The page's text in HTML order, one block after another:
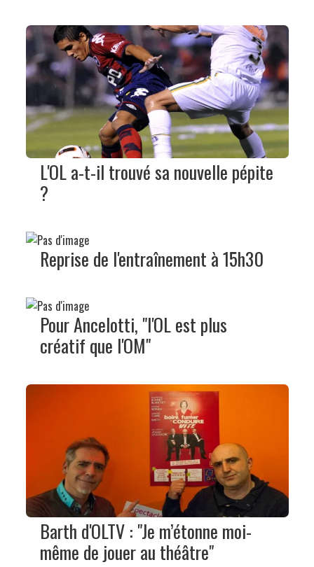
L'OL a-t-il trouvé sa nouvelle pépite
?
Reprise de l'entraînement à 15h30
Pour Ancelotti, "l'OL est plus
créatif que l'OM"
Barth d'OLTV : "Je m’étonne moi-
même de jouer au théâtre"